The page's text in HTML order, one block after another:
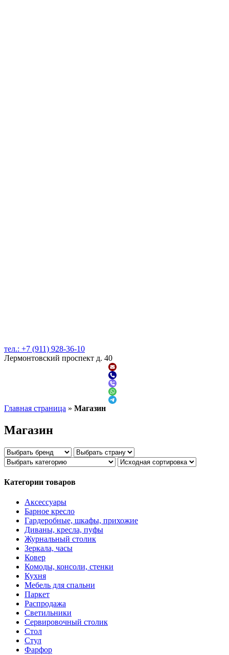
тел.: +7 (911) 928-36-10
Лермонтовский проспект д. 40
Главная страница » Магазин
Магазин
Категории товаров
Аксессуары
Барное кресло
Гардеробные, шкафы, прихожие
Диваны, кресла, пуфы
Журнальный столик
Зеркала, часы
Ковер
Комоды, консоли, стенки
Кухня
Мебель для спальни
Паркет
Распродажа
Светильники
Сервировочный столик
Стол
Стул
Фарфор